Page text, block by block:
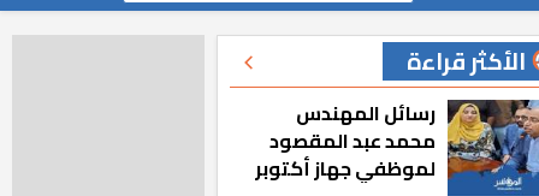
الأكثر قراءة
رسائل المهندس
محمد عبد المقصود
لموظفي جهاز أكتوبر